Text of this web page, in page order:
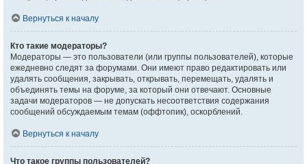
Вернуться к началу
Кто такие модераторы?
Модераторы — это пользователи (или группы пользователей), которые
ежедневно следят за форумами. Они имеют право редактировать или
удалять сообщения, закрывать, открывать, перемещать, удалять и
объединять темы на форуме, за который они отвечают. Основные
задачи модераторов — не допускать несоответствия содержания
сообщений обсуждаемым темам (оффтопик), оскорблений.
Вернуться к началу
Что такое группы пользователей?